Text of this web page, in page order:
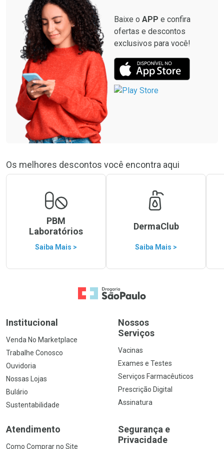
Baixe o APP e confira
ofertas e descontos
exclusivos para você!
Os melhores descontos você encontra aqui
PBM
Laboratórios
Saiba Mais >
DermaClub
Saiba Mais >
Ir para a Home
Institucional
Venda No Marketplace
Trabalhe Conosco
Ouvidoria
Nossas Lojas
Bulário
Sustentabilidade
Nossos
Serviços
Vacinas
Exames e Testes
Serviços Farmacêuticos
Prescrição Digital
Assinatura
Atendimento
Como Comprar no Site
Segurança e
Privacidade